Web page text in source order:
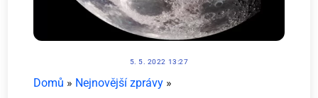
5. 5. 2022 13:27
Domů » Nejnovější zprávy »